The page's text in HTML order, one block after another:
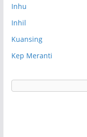
Inhu
Inhil
Kuansing
Kep Meranti